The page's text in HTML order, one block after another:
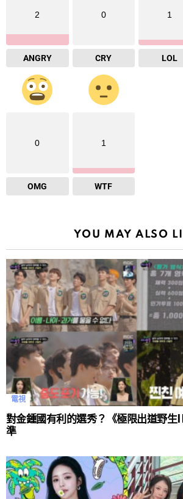
2
ANGRY
0
CRY
1
LOL
0
OMG
1
WTF
YOU MAY ALSO
電視
對金鍾國有利的選秀？《極限出道野
準